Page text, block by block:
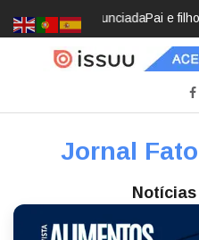
Pai e filho
Jornal
Notícias